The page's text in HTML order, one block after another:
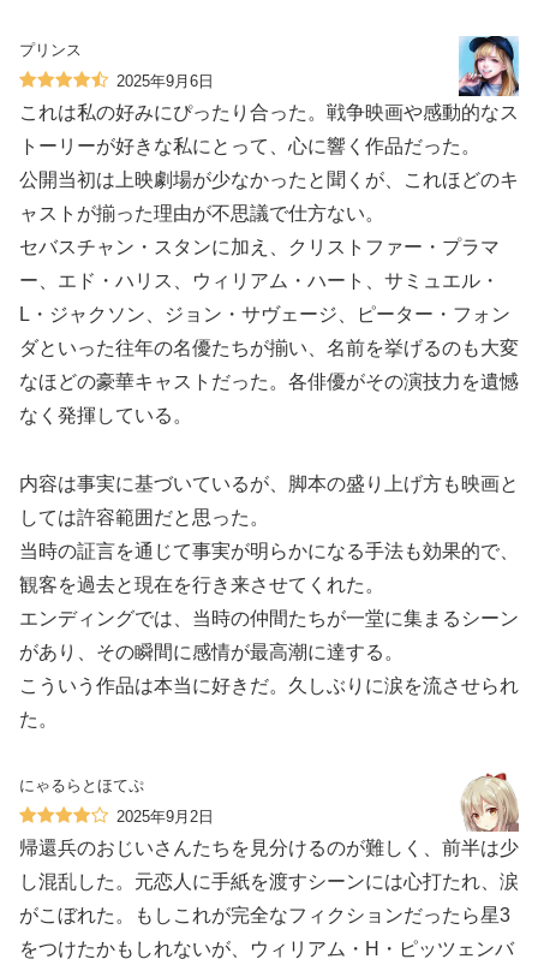
プリンス
2025年9月6日
これは私の好みにぴったり合った。戦争映画や感動的なス
トーリーが好きな私にとって、心に響く作品だった。
公開当初は上映劇場が少なかったと聞くが、これほどのキ
ャストが揃った理由が不思議で仕方ない。
セバスチャン・スタンに加え、クリストファー・プラマ
ー、エド・ハリス、ウィリアム・ハート、サミュエル・
L・ジャクソン、ジョン・サヴェージ、ピーター・フォン
ダといった往年の名優たちが揃い、名前を挙げるのも大変
なほどの豪華キャストだった。各俳優がその演技力を遺憾
なく発揮している。
内容は事実に基づいているが、脚本の盛り上げ方も映画と
しては許容範囲だと思った。
当時の証言を通じて事実が明らかになる手法も効果的で、
観客を過去と現在を行き来させてくれた。
エンディングでは、当時の仲間たちが一堂に集まるシーン
があり、その瞬間に感情が最高潮に達する。
こういう作品は本当に好きだ。久しぶりに涙を流させられ
た。
にゃるらとほてぷ
2025年9月2日
帰還兵のおじいさんたちを見分けるのが難しく、前半は少
し混乱した。元恋人に手紙を渡すシーンには心打たれ、涙
がこぼれた。もしこれが完全なフィクションだったら星3
をつけたかもしれないが、ウィリアム・H・ピッツェンバ